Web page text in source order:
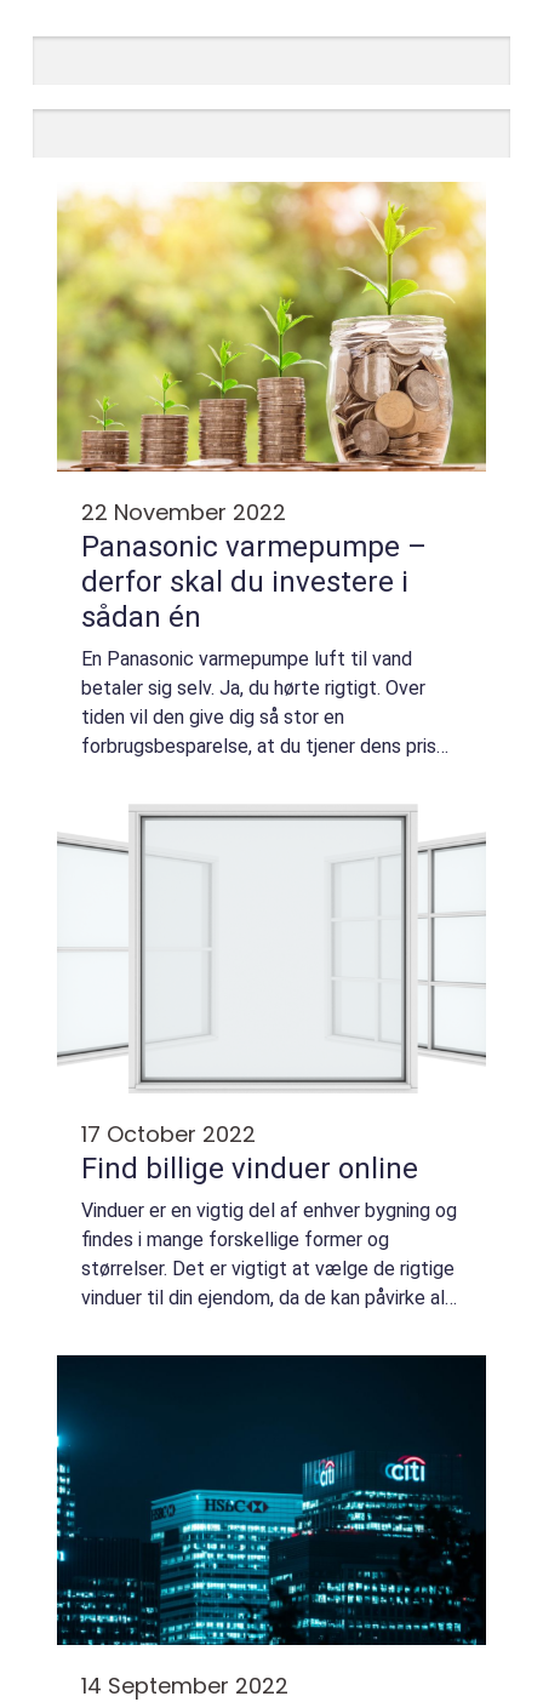
22 November 2022
Panasonic varmepumpe –
derfor skal du investere i
sådan én
En Panasonic varmepumpe luft til vand
betaler sig selv. Ja, du hørte rigtigt. Over
tiden vil den give dig så stor en
forbrugsbesparelse, at du tjener dens pris
afhænger naturligvis af, hvor dyr en opvarm...
17 October 2022
Find billige vinduer online
Vinduer er en vigtig del af enhver bygning og
findes i mange forskellige former og
størrelser. Det er vigtigt at vælge de rigtige
vinduer til din ejendom, da de kan påvirke alt
energieffektivitet. Hvad skal jeg tænke...
14 September 2022